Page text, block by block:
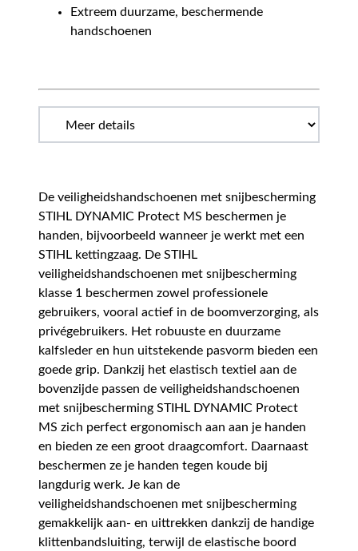
Extreem duurzame, beschermende
handschoenen
De veiligheidshandschoenen met snijbescherming
STIHL DYNAMIC Protect MS beschermen je
handen, bijvoorbeeld wanneer je werkt met een
STIHL kettingzaag. De STIHL
veiligheidshandschoenen met snijbescherming
klasse 1 beschermen zowel professionele
gebruikers, vooral actief in de boomverzorging, als
privégebruikers. Het robuuste en duurzame
kalfsleder en hun uitstekende pasvorm bieden een
goede grip. Dankzij het elastisch textiel aan de
bovenzijde passen de veiligheidshandschoenen
met snijbescherming STIHL DYNAMIC Protect
MS zich perfect ergonomisch aan aan je handen
en bieden ze een groot draagcomfort. Daarnaast
beschermen ze je handen tegen koude bij
langdurig werk. Je kan de
veiligheidshandschoenen met snijbescherming
gemakkelijk aan- en uittrekken dankzij de handige
klittenbandsluiting, terwijl de elastische boord